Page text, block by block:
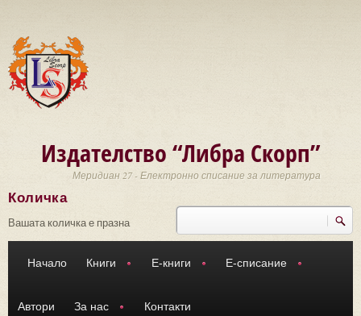
Издателство “Либра Скорп”
Меридиан 27 - Електронно списание за литература
Търси
Количка
Вашата количка е празна
Начало Книги Е-книги Е-списание
Автори За нас Контакти